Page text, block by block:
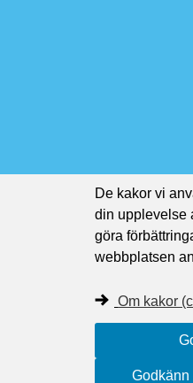
De kakor vi
din upplevelse
göra
webbplatsen
Om kakor
Godkänn